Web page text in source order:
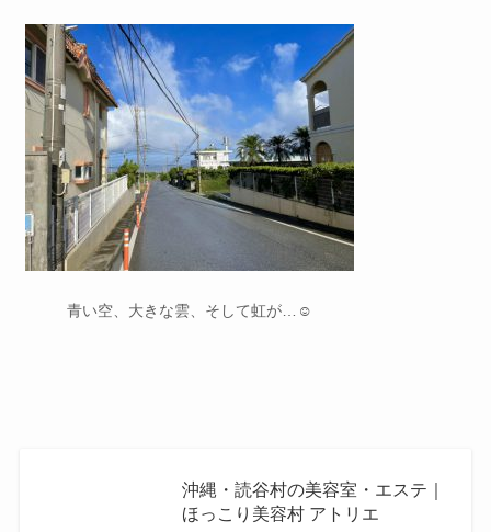
青い空、大きな雲、そして虹が…☺️
沖縄・読谷村の美容室・エステ｜
ほっこり美容村 アトリエ